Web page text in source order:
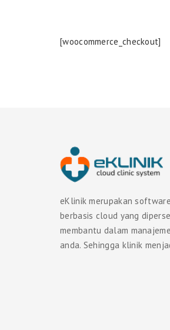
[woocommerce_checkout]
eKlinik merupakan
berbasis cloud yang
membantu dalam
anda. Sehingga klinik